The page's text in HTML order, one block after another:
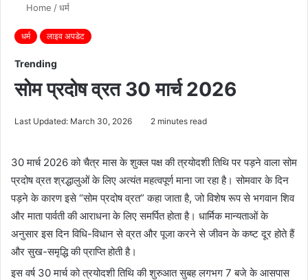
Home /धर्म
धर्म लाइव अपडेट
Trending
सोम प्रदोष व्रत 30 मार्च 2026
Last Updated: March 30, 2026 2 minutes read
30 मार्च 2026 को चैत्र मास के शुक्ल पक्ष की त्रयोदशी तिथि पर पड़ने वाला सोम
प्रदोष व्रत श्रद्धालुओं के लिए अत्यंत महत्वपूर्ण माना जा रहा है। सोमवार के दिन
पड़ने के कारण इसे “सोम प्रदोष व्रत” कहा जाता है, जो विशेष रूप से भगवान शिव
और माता पार्वती की आराधना के लिए समर्पित होता है। धार्मिक मान्यताओं के
अनुसार इस दिन विधि-विधान से व्रत और पूजा करने से जीवन के कष्ट दूर होते हैं
और सुख-समृद्धि की प्राप्ति होती है।
इस वर्ष 30 मार्च को त्रयोदशी तिथि की शुरुआत सुबह लगभग 7 बजे के आसपास